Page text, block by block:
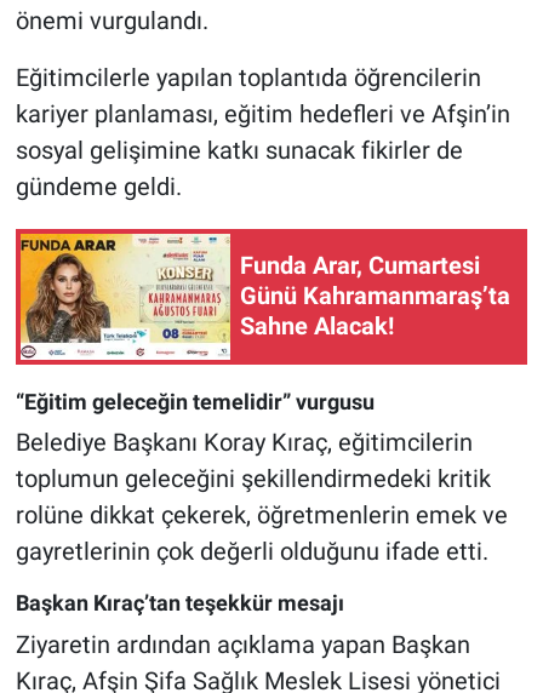
önemi vurgulandı.
Eğitimcilerle yapılan toplantıda öğrencilerin
kariyer planlaması, eğitim hedefleri ve Afşin’in
sosyal gelişimine katkı sunacak fikirler de
gündeme geldi.
Funda Arar, Cumartesi
Günü Kahramanmaraş’ta
Sahne Alacak!
“Eğitim geleceğin temelidir” vurgusu
Belediye Başkanı Koray Kıraç, eğitimcilerin
toplumun geleceğini şekillendirmedeki kritik
rolüne dikkat çekerek, öğretmenlerin emek ve
gayretlerinin çok değerli olduğunu ifade etti.
Başkan Kıraç’tan teşekkür mesajı
Ziyaretin ardından açıklama yapan Başkan
Kıraç, Afşin Şifa Sağlık Meslek Lisesi yönetici